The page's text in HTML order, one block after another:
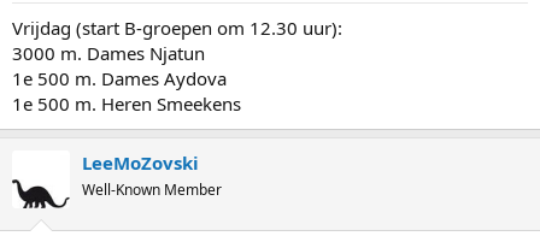
Vrijdag (start B-groepen om 12.30 uur):
3000 m. Dames Njatun
1e 500 m. Dames Aydova
1e 500 m. Heren Smeekens
LeeMoZovski
Well-Known Member